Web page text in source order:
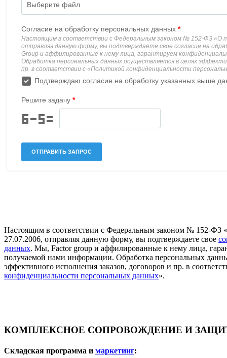
Настоящим в соответствии с Федеральным законом № 152-ФЗ
27.07.2006, отправляя данную форму, вы подтверждаете свое
данных. Мы, Factor group и аффилированные к нему лица,
получаемой нами информации. Обработка персональных
эффективного исполнения заказов, договоров и пр. в
конфиденциальности персональных данных».
КОМПЛЕКСНОЕ СОПРОВОЖДЕНИЕ И
Складская программа и маркетинг: